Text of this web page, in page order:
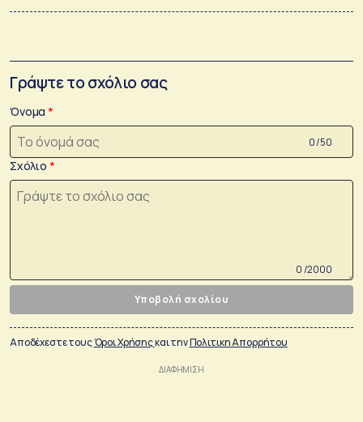
Γράψτε το σχόλιο σας
Όνομα
0 /50
Σχόλιο
0 /2000
Υποβολή σχολίου
Αποδέχεστε τουςΌροι Χρήσηςκαι τηνΠολιτικη Απορρήτου